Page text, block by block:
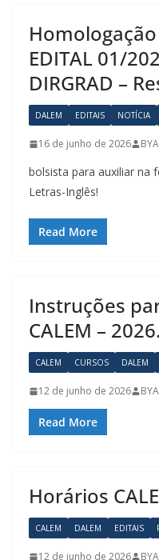
EDITAL 01/
DIRGRAD –
DALEM EDITAIS NOTÍCIA
16 de junho de 2026
bolsista para auxiliar na
Letras-Inglês!
Read More
Instruções
CALEM –
CALEM CURSOS DALEM
12 de junho de 2026
Read More
Horários
CALEM DALEM EDITAIS
12 de junho de 2026